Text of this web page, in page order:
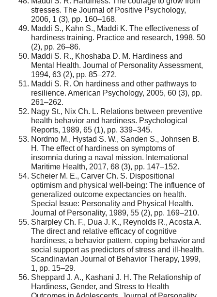
stresses. The Journal of Positive Psychology,
2006, 1 (3), pp. 160–168.
Maddi S., Kahn S., Maddi K. The effectiveness of
hardiness training. Practice and research, 1998, 50
(2), pp. 26–86.
Maddi S. R., Khoshaba D. M. Hardiness and
Mental Health. Journal of Personality Assessment,
1994, 63 (2), pp. 85–272.
Maddi S. R. On hardiness and other pathways to
resilience. American Psychology, 2005, 60 (3), pp.
261–262.
Nagy St., Nix Ch. L. Relations between preventive
health behavior and hardiness. Psychological
Reports, 1989, 65 (1), pp. 339–345.
Nordmo M., Hystad S. W., Sanden S., Johnsen B.
H. The effect of hardiness on symptoms of
insomnia during a naval mission. International
Maritime Health, 2017, 68 (3), pp. 147–152.
Scheier M. E., Carver Ch. S. Dispositional
optimism and physical well-being: The influence of
generalized outcome expectancies on health.
Special Issue: Personality and Physical Health.
Journal of Personality, 1989, 55 (2), pp. 169–210.
Sharpley Ch. F., Dua J. K., Reynolds R., Acosta A.
The direct and relative efficacy of cognitive
hardiness, a behavior pattern, coping behavior and
social support as predictors of stress and ill-health.
Scandinavian Journal of Behavior Therapy, 1999,
1, pp. 15–29.
Sheppard J. A., Kashani J. H. The Relationship of
Hardiness, Gender, and Stress to Health